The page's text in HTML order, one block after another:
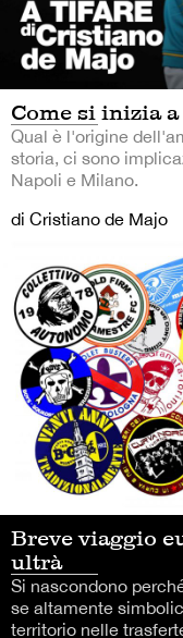
Come si inizia
Qual è l'origine
storia, ci sono
Napoli e Milano.
di Cristiano de Majo
Breve viaggio
ultrà
Si nascondono
se altamente
territorio nelle